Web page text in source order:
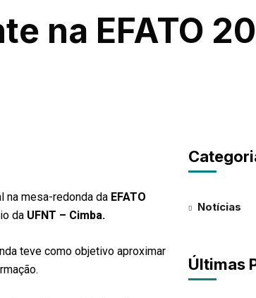
na EFATO
na mesa-redonda da EFATO
da UFNT – Cimba.
teve como objetivo aproximar
Notícias
Últimas